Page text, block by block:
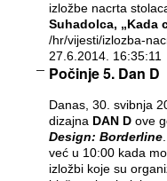
izložbe nacrta
Suhadolca, „Kada
/hr/vijesti/izlozba-
27.6.2014. 16:35:11
Počinje 5. Dan D
Danas, 30. svibnja
dizajna DAN Dove
Design: Borderline
već u 10:00 kada
izložbi koje su